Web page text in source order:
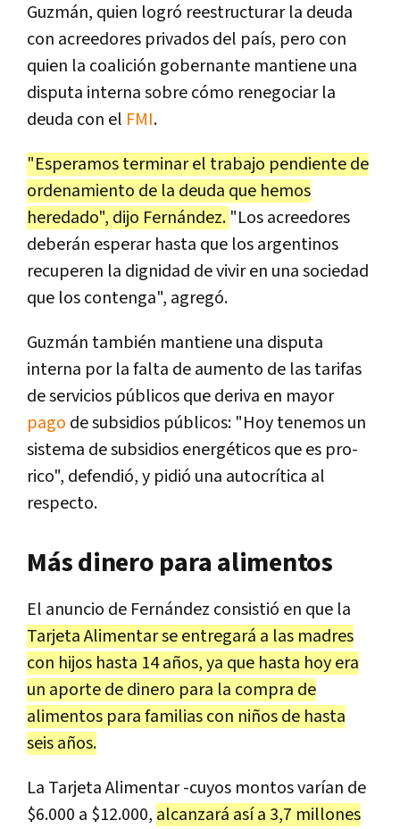
Guzmán, quien logró reestructurar la deuda
con acreedores privados del país, pero con
quien la coalición gobernante mantiene una
disputa interna sobre cómo renegociar la
deuda con el FMI.
"Esperamos terminar el trabajo pendiente de
ordenamiento de la deuda que hemos
heredado", dijo Fernández. "Los acreedores
deberán esperar hasta que los argentinos
recuperen la dignidad de vivir en una sociedad
que los contenga", agregó.
Guzmán también mantiene una disputa
interna por la falta de aumento de las tarifas
de servicios públicos que deriva en mayor
pago de subsidios públicos: "Hoy tenemos un
sistema de subsidios energéticos que es pro-
rico", defendió, y pidió una autocrítica al
respecto.
Más dinero para alimentos
El anuncio de Fernández consistió en que la
Tarjeta Alimentar se entregará a las madres
con hijos hasta 14 años, ya que hasta hoy era
un aporte de dinero para la compra de
alimentos para familias con niños de hasta
seis años.
La Tarjeta Alimentar -cuyos montos varían de
$6.000 a $12.000, alcanzará así a 3,7 millones